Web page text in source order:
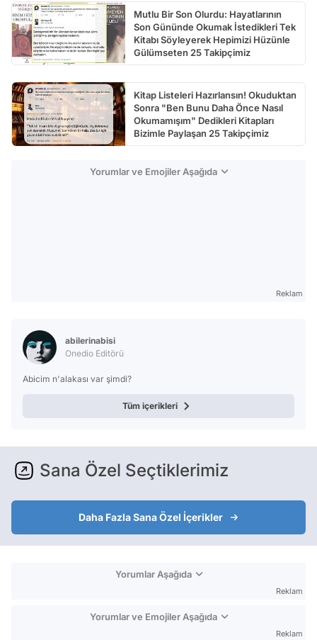
Mutlu Bir Son Olurdu: Hayatlarının
Son Gününde Okumak İstedikleri Tek
Kitabı Söyleyerek Hepimizi Hüzünle
Gülümseten 25 Takipçimiz
Kitap Listeleri Hazırlansın! Okuduktan
Sonra "Ben Bunu Daha Önce Nasıl
Okumamışım" Dedikleri Kitapları
Bizimle Paylaşan 25 Takipçimiz
Yorumlar ve Emojiler Aşağıda
Reklam
abilerinabisi
Onedio Editörü
Abicim n'alakası var şimdi?
Tüm içerikleri
Sana Özel Seçtiklerimiz
Daha Fazla Sana Özel İçerikler
Yorumlar Aşağıda
Reklam
Yorumlar ve Emojiler Aşağıda
Reklam